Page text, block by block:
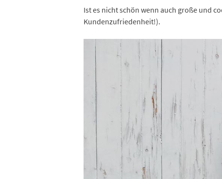
Ist es nicht schön wenn auch große und
Kundenzufriedenheit!).